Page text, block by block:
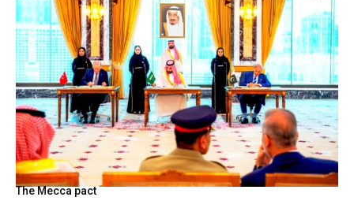
The Mecca pact